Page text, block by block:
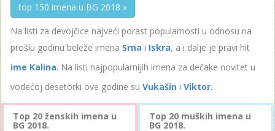
top 150 imena u BG 2018 »
Na listi za devojčice najveći porast popularnosti u odnosu na
prošlu godinu beleže imena Srna i Iskra, a i dalje je pravi hit
ime Kalina. Na listi najpopularnijih imena za dečake novitet u
vodećoj desetorki ove godine su Vukašin i Viktor.
Top 20 ženskih imena u
BG 2018.
Top 20 muških imena u
BG 2018.